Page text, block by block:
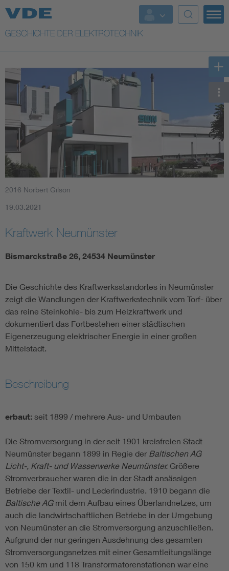
Top Themen
Weitere Themen
2016 Norbert Gilson
19.03.2021
Kraftwerk Neumünster
Bismarckstraße 26, 24534 Neumünster
Die Geschichte des Kraftwerksstandortes in Neumünster
zeigt die Wandlungen der Kraftwerkstechnik vom Torf- über
das reine Steinkohle- bis zum Heizkraftwerk und
dokumentiert das Fortbestehen einer städtischen
Eigenerzeugung elektrischer Energie in einer großen
Mittelstadt.
Beschreibung
erbaut: seit 1899 / mehrere Aus- und Umbauten
Die Stromversorgung in der seit 1901 kreisfreien Stadt
Neumünster begann 1899 in Regie der Baltischen AG
Licht-, Kraft- und Wasserwerke Neumünster. Größere
Stromverbraucher waren die in der Stadt ansässigen
Betriebe der Textil- und Lederindustrie. 1910 begann die
Baltische AGmit dem Aufbau eines Überlandnetzes, um
auch die landwirtschaftlichen Betriebe in der Umgebung
von Neumünster an die Stromversorgung anzuschließen.
Aufgrund der nur geringen Ausdehnung des gesamten
Stromversorgungsnetzes mit einer Gesamtleitungslänge
von 150 km und 118 Transformatorenstationen war eine